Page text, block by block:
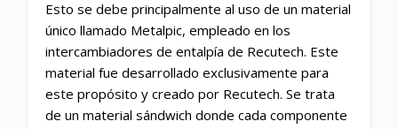
Esto se debe principalmente al uso de un material
único llamado Metalpic, empleado en los
intercambiadores de entalpía de Recutech. Este
material fue desarrollado exclusivamente para
este propósito y creado por Recutech. Se trata
de un material sándwich donde cada componente